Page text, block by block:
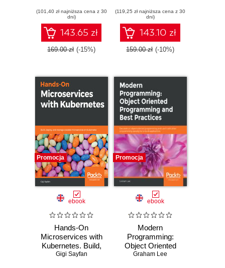
(101,40 zł najniższa cena z 30
dni)
143.65 zł
169.00 zł (-15%)
(119,25 zł najniższa cena z 30
dni)
143.10 zł
159.00 zł (-10%)
Promocja
ebook
Hands-On
Microservices with
Kubernetes. Build,
deploy, and
Gigi Sayfan
Promocja
ebook
Modern
Programming:
Object Oriented
Programming and
Graham Lee